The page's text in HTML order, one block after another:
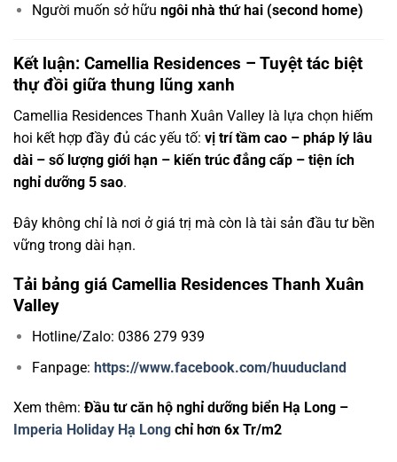
Người muốn sở hữu ngôi nhà thứ hai (second home)
Kết luận: Camellia Residences – Tuyệt tác biệt
thự đồi giữa thung lũng xanh
Camellia Residences Thanh Xuân Valley là lựa chọn hiếm
hoi kết hợp đầy đủ các yếu tố: vị trí tầm cao – pháp lý lâu
dài – số lượng giới hạn – kiến trúc đẳng cấp – tiện ích
nghỉ dưỡng 5 sao.
Đây không chỉ là nơi ở giá trị mà còn là tài sản đầu tư bền
vững trong dài hạn.
Tải bảng giá Camellia Residences Thanh Xuân
Valley
Hotline/Zalo: 0386 279 939
Fanpage: https://www.facebook.com/huuducland
Xem thêm: Đầu tư căn hộ nghỉ dưỡng biển Hạ Long –
Imperia Holiday Hạ Long chỉ hơn 6x Tr/m2